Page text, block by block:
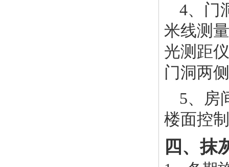
4、门
米线测
光测距
门洞两
5、房
楼面控
四、抹